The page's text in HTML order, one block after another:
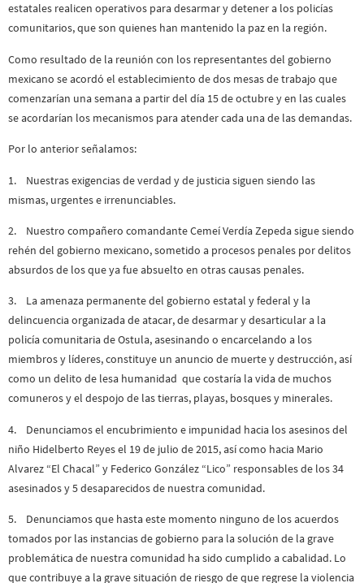
estatales realicen operativos para desarmar y detener a los policías
comunitarios, que son quienes han mantenido la paz en la región.
Como resultado de la reunión con los representantes del gobierno
mexicano se acordó el establecimiento de dos mesas de trabajo que
comenzarían una semana a partir del día 15 de octubre y en las cuales
se acordarían los mecanismos para atender cada una de las demandas.
Por lo anterior señalamos:
1. Nuestras exigencias de verdad y de justicia siguen siendo las
mismas, urgentes e irrenunciables.
2. Nuestro compañero comandante Cemeí Verdía Zepeda sigue siendo
rehén del gobierno mexicano, sometido a procesos penales por delitos
absurdos de los que ya fue absuelto en otras causas penales.
3. La amenaza permanente del gobierno estatal y federal y la
delincuencia organizada de atacar, de desarmar y desarticular a la
policía comunitaria deOstula, asesinando o encarcelando a los
miembros y líderes, constituye un anuncio de muerte y destrucción, así
como un delito de lesa humanidad que costaría la vida de muchos
comuneros y el despojo de las tierras, playas, bosques y minerales.
4. Denunciamos el encubrimiento e impunidad hacia los asesinos del
niño Hidelberto Reyes el 19 de julio de 2015, así como hacia Mario
Alvarez “El Chacal” y Federico González “Lico” responsables de los 34
asesinados y 5 desaparecidos de nuestra comunidad.
5. Denunciamos que hasta este momento ninguno de los acuerdos
tomados por las instancias de gobierno para la solución de la grave
problemática de nuestra comunidad ha sido cumplido a cabalidad. Lo
que contribuye a la grave situación de riesgo de que regrese la violencia